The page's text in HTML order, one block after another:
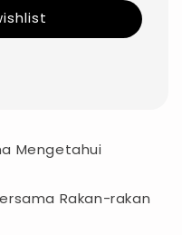
Mengetahui
Rakan-rakan